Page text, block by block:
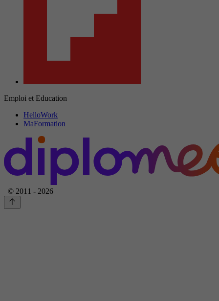
Emploi et Education
HelloWork
MaFormation
© 2011 - 2026